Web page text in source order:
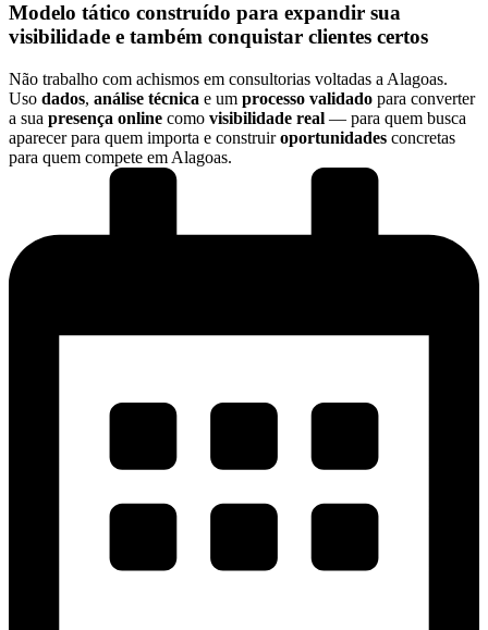
Modelo tático construído para expandir sua
visibilidade e também conquistar clientes certos
Não trabalho com achismos em consultorias voltadas a Alagoas.
Uso dados, análise técnica e um processo validado para converter
a sua presença online como visibilidade real — para quem busca
aparecer para quem importa e construiroportunidades concretas
para quem compete em Alagoas.